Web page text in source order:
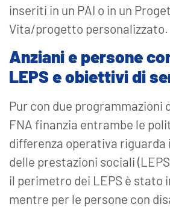
inseriti in un PAI o in un
Vita/progetto personalizzato.
Anziani e persone
LEPS e obiettivi di
Pur con due programmazioni
FNA finanzia entrambe le
differenza operativa riguarda
delle prestazioni sociali
il perimetro dei LEPS è stato
mentre per le persone con